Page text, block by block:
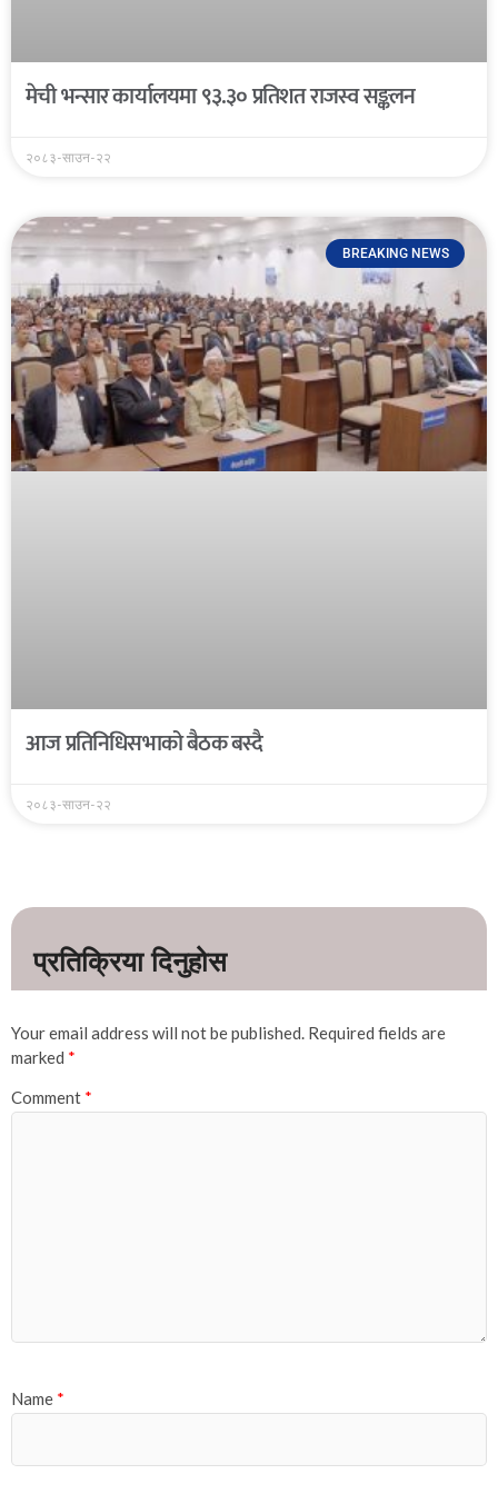
मेची भन्सार कार्यालयमा ९३.३० प्रतिशत राजस्व सङ्कलन
२०८३-साउन-२२
BREAKING NEWS
आज प्रतिनिधिसभाको बैठक बस्दै
२०८३-साउन-२२
Your email address will not be published. Required fields are
marked *
Comment *
Name *